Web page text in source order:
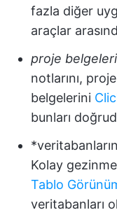
fazla diğer
araçlar
proje
notlarını,
belgelerini
bunları
Kolay
Tablo
veritabanları